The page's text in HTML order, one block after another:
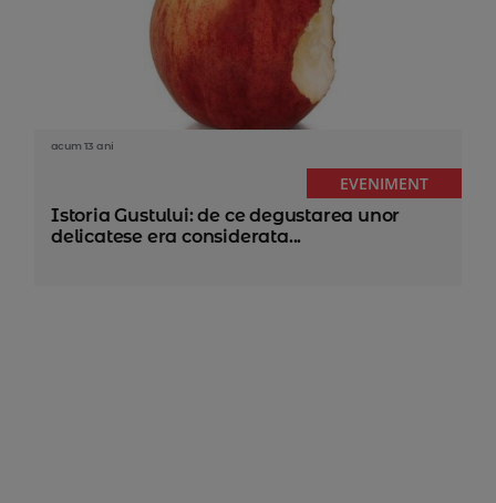
acum 13 ani
EVENIMENT
Istoria Gustului: de ce degustarea unor
delicatese era considerata...